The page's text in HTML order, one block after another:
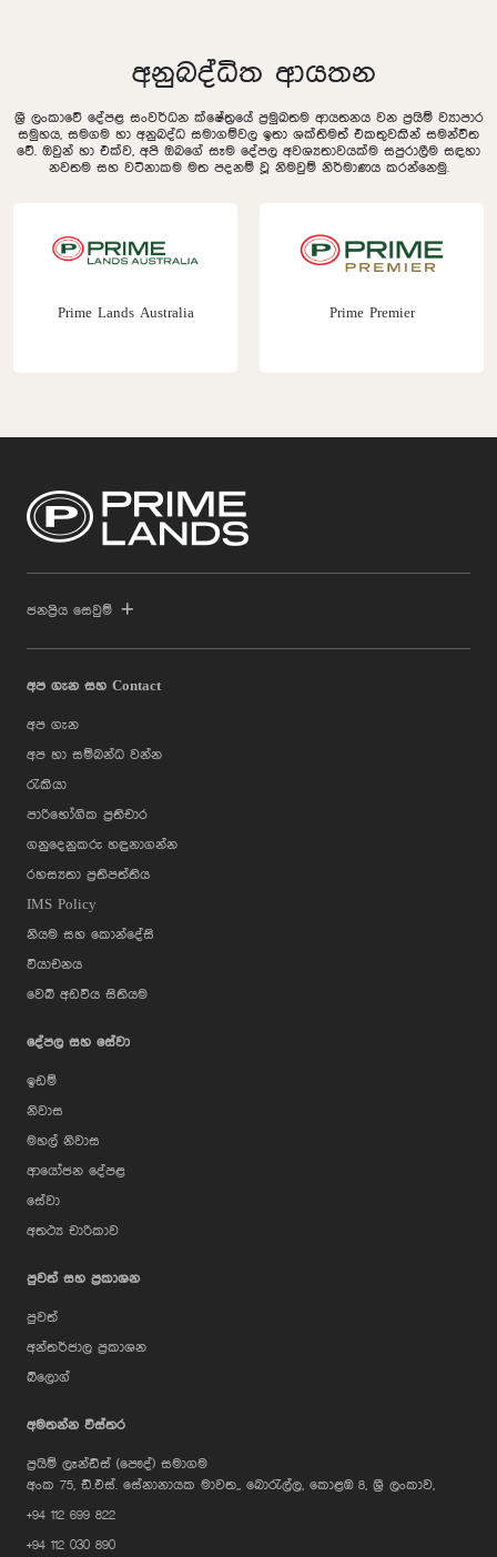
අනුබද්ධිත ආයතන
ශ්‍රී ලංකාවේ දේපළ සංවර්ධන ක්ෂේත්‍රයේ ප්‍රමුඛතම ආයතනය වන ප්‍රයිම් ව්‍යාපාර
සමුහය, සමගම හා අනුබද්ධ සමාගම්වල ඉතා ශක්තිමත් එකතුවකින් සමන්විත
වේ. ඔවුන් හා එක්ව, අපි ඔබගේ සෑම දේපල අවශ්‍යතාවයක්ම සපුරාලීම සඳහා
නවතම සහ වටිනාකම මත පදනම් වූ නිමවුම් නිර්මාණය කරන්නෙමු.
Prime Lands Australia Prime Premier
ජනප්‍රිය සෙවුම්
අප ගැන සහ Contact
අප ගැන
අප හා සම්බන්ධ වන්න
රැකියා
පාරිභෝගික ප්‍රතිචාර
ගනුදෙනුකරු හඳුනාගන්න
රහස්‍යතා ප්‍රතිපත්තිය
IMS Policy
නියම සහ කොන්දේසි
වියාචනය
වෙබ් අඩවිය සිතියම
දේපල සහ සේවා
ඉඩම්
නිවාස
මහල් නිවාස
ආයෝජන දේපළ
සේවා
අතථ්‍ය චාරිකාව
පුවත් සහ ප්‍රකාශන
පුවත්
අන්තර්ජාල ප්‍රකාශන
බ්ලොග්
අමතන්න විස්තර
ප්‍රයිම් ලෑන්ඩ්ස් (පෞද්) සමාගම
අංක 75, ඩී.එස්. සේනානායක මාවත,, බොරැල්ල, කොළඹ 8, ශ්‍රී ලංකාව,
+94 112 699 822
+94 112 030 890
Hi, I'm Prime Bee, Your AI